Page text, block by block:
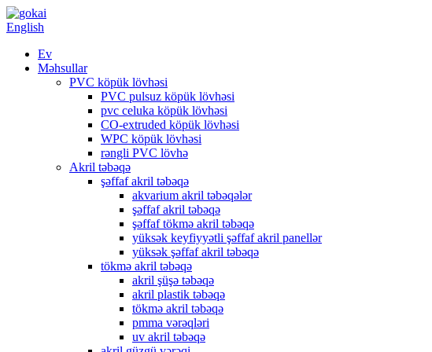
English
Ev
Məhsullar
PVC köpük lövhəsi
PVC pulsuz köpük lövhəsi
pvc celuka köpük lövhəsi
CO-extruded köpük lövhəsi
WPC köpük lövhəsi
rəngli PVC lövhə
Akril təbəqə
şəffaf akril təbəqə
akvarium akril təbəqələr
şəffaf akril təbəqə
şəffaf tökmə akril təbəqə
yüksək keyfiyyətli şəffaf akril panellər
yüksək şəffaf akril təbəqə
tökmə akril təbəqə
akril şüşə təbəqə
akril plastik təbəqə
tökmə akril təbəqə
pmma vərəqləri
uv akril təbəqə